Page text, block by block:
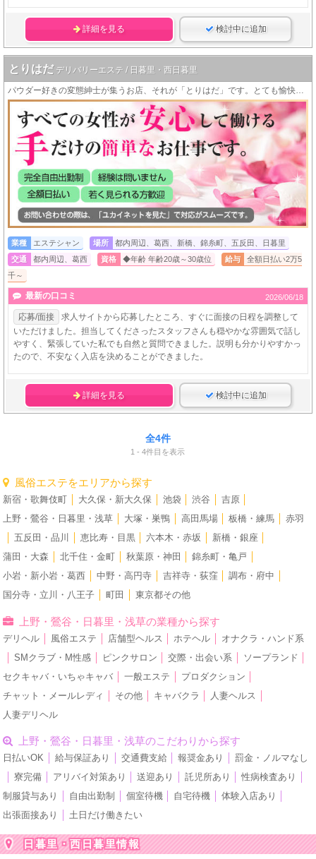
詳細を見る 検討中に追加
とりはだ デリバリーエステ / 日暮里・西日暮里
業種 エステシャン 場所
都内周辺、葛西、新橋、錦糸町、五反田、日暮里
交通
都内周辺、葛西 資格 ◆年齢 年齢20歳～30歳位 給与
全額日払い2万5
千～
最新の口コミ 2026/06/18
応募/面接
求人サイトから応募したところ、すぐに面接の日程を調整して
いただけました。担当してくださったスタッフさんも穏やかな雰囲気で話し
やすく、緊張していた私でも自然と質問できました。説明も分かりやすかっ
たので、不安なく入店を決めることができました。
詳細を見る 検討中に追加
全4件
1 - 4件目を表示
風俗エステをエリアから探す
新宿・歌舞伎町 大久保・新大久保 池袋 渋谷 吉原
上野・鶯谷・日暮里・浅草
大塚・巣鴨 高田馬場 板橋・練馬
赤羽
五反田・品川 恵比寿・目黒 六本木・赤坂 新橋・銀座
蒲田・大森
北千住・金町 秋葉原・神田 錦糸町・亀戸
小岩・新小岩・葛西
中野・高円寺 吉祥寺・荻窪 調布・府中
国分寺・立川・八王子
町田 東京都その他
上野・鶯谷・日暮里・浅草の業種から探す
デリヘル 風俗エステ 店舗型ヘルス ホテヘル
オナクラ・ハンド系
SMクラブ・M性感 ピンクサロン 交際・出会い系 ソープランド
セクキャバ・いちゃキャバ
一般エステ プロダクション
チャット・メールレディ
その他 キャバクラ 人妻ヘルス
人妻デリヘル
上野・鶯谷・日暮里・浅草のこだわりから探す
日払いOK 給与保証あり 交通費支給 報奨金あり
罰金・ノルマなし
寮完備 アリバイ対策あり 送迎あり 託児所あり 性病検査あり
制服貸与あり
自由出勤制 個室待機 自宅待機 体験入店あり
出張面接あり
土日だけ働きたい
日暮里・西日暮里情報